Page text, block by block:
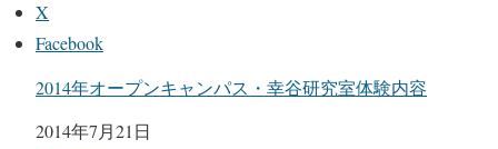
X
Facebook
2014年オープンキャンパス・幸谷研究室体験内容
日付
2014年7月21日